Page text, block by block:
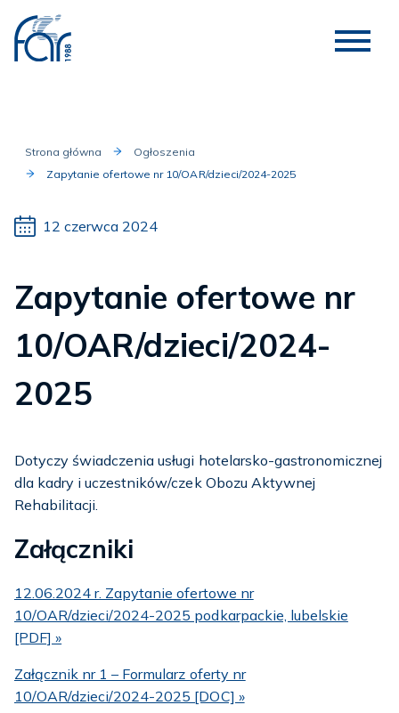
Strona główna
Ogłoszenia
Zapytanie ofertowe nr 10/OAR/dzieci/2024-2025
12 czerwca 2024
Zapytanie ofertowe nr
10/OAR/dzieci/2024-
2025
Dotyczy świadczenia usługi hotelarsko-gastronomicznej
dla kadry i uczestników/czek Obozu Aktywnej
Rehabilitacji.
Załączniki
12.06.2024 r. Zapytanie ofertowe nr
10/OAR/dzieci/2024-2025 podkarpackie, lubelskie
[PDF] »
Załącznik nr 1 – Formularz oferty nr
10/OAR/dzieci/2024-2025 [DOC] »